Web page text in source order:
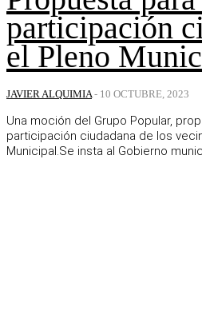
participación
el Pleno
JAVIER ALQUIMIA - 10 OCTUBRE, 2023
Una moción del Grupo Popular,
participación ciudadana de los
Municipal.Se insta al Gobierno